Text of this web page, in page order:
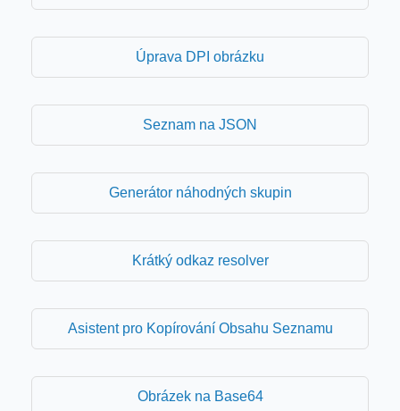
Úprava DPI obrázku
Seznam na JSON
Generátor náhodných skupin
Krátký odkaz resolver
Asistent pro Kopírování Obsahu Seznamu
Obrázek na Base64